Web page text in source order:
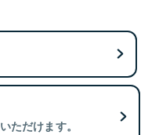
ただけます。